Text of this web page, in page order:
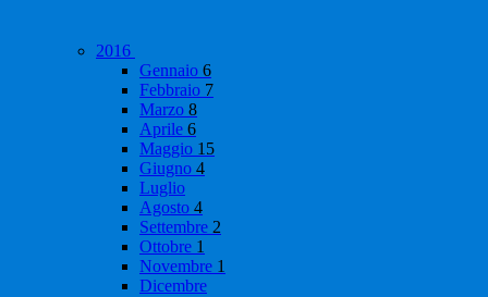
2016
Gennaio 6
Febbraio 7
Marzo 8
Aprile 6
Maggio 15
Giugno 4
Luglio
Agosto 4
Settembre 2
Ottobre 1
Novembre 1
Dicembre